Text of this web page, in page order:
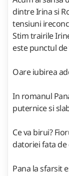
dintre Irina si
tensiuni
Stim trairile
este punctul
Oare iubirea
In romanul
puternice si
Ce va birui?
datoriei fata de
Pana la sfarsit